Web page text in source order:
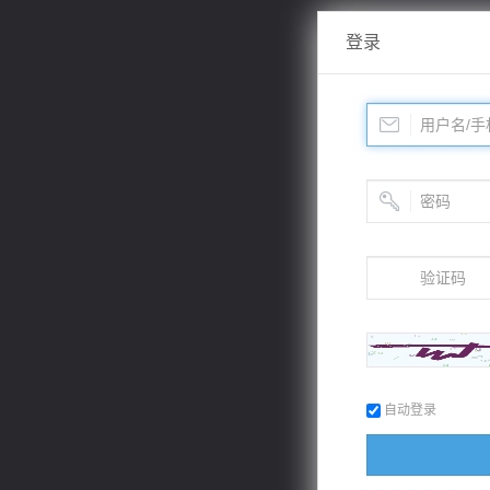
登录
自动登录